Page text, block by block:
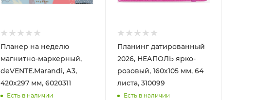
Планер на неделю
магнитно-маркерный,
deVENTE.Marandi, А3,
420х297 мм, 6020311
Есть в наличии
Планинг датированный
2026, НЕАПОЛЬ ярко-
розовый, 160х105 мм, 64
листа, 310099
Есть в наличии